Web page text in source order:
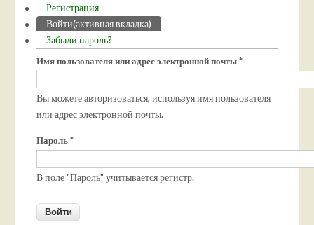
Регистрация
Войти(активная вкладка)
Забыли пароль?
Имя пользователя или адрес электронной почты*
Вы можете авторизоваться, используя имя пользователя
или адрес электронной почты.
Пароль*
В поле "Пароль" учитывается регистр.